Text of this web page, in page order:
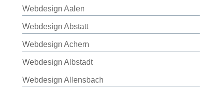
Webdesign Aalen
Webdesign Abstatt
Webdesign Achern
Webdesign Albstadt
Webdesign Allensbach